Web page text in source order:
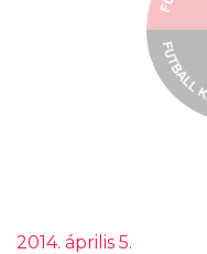
2014. április 5.